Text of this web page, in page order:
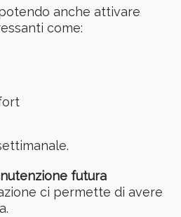
anche attivare
come:
futura
ci permette di avere